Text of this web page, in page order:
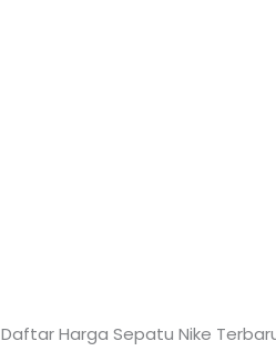
Daftar Harga Sepatu Nike